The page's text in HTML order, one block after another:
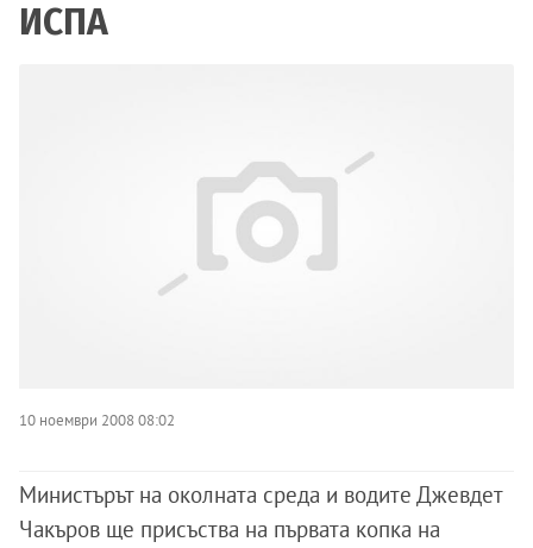
ИСПА
10 ноември 2008 08:02
Министърът на околната среда и водите Джевдет
Чакъров ще присъства на първата копка на